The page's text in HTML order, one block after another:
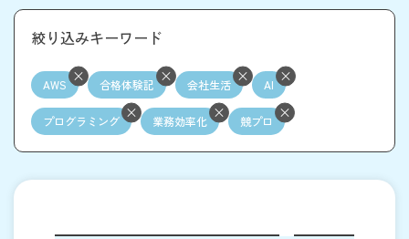
絞り込みキーワード
AWS 合格体験記 会社生活 AI
プログラミング 業務効率化 競プロ